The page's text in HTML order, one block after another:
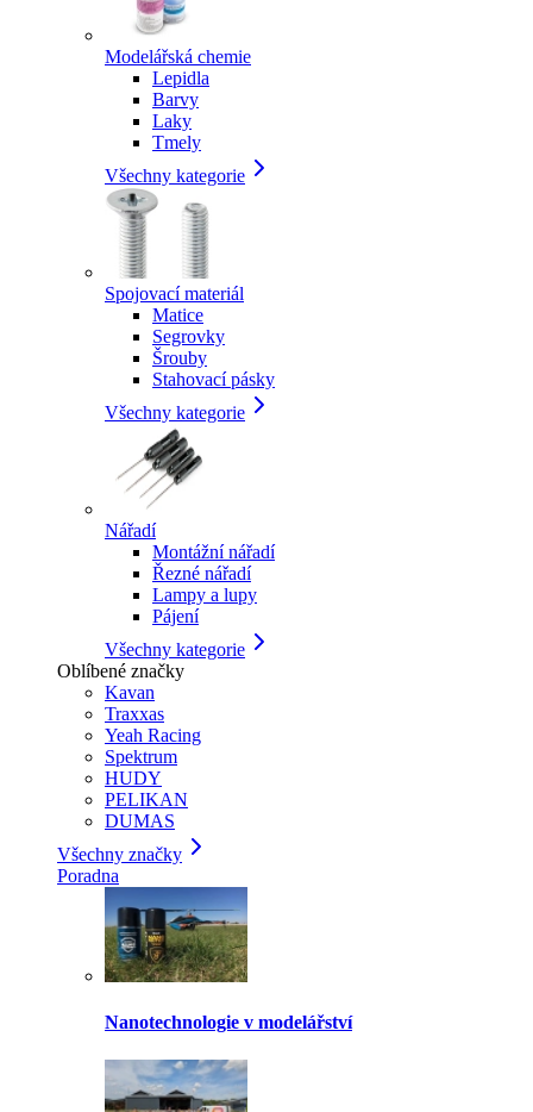
Modelářská chemie
Lepidla
Barvy
Laky
Tmely
Všechny kategorie
Spojovací materiál
Matice
Segrovky
Šrouby
Stahovací pásky
Všechny kategorie
Nářadí
Montážní nářadí
Řezné nářadí
Lampy a lupy
Pájení
Všechny kategorie
Oblíbené značky
Kavan
Traxxas
Yeah Racing
Spektrum
HUDY
PELIKAN
DUMAS
Všechny značky
Poradna
Nanotechnologie v modelářství